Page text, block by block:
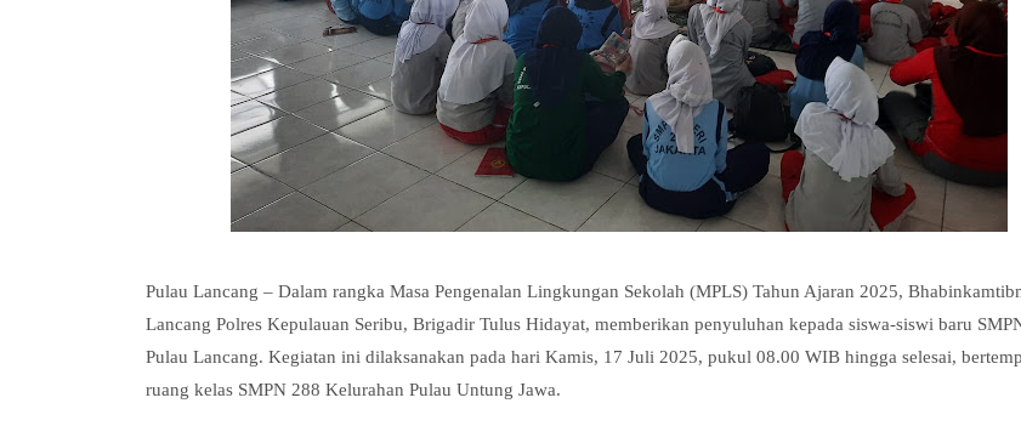
Pulau Lancang – Dalam rangka Masa Pengenalan Lingkungan Sekolah (MPLS) Tahun Ajaran 2025,
Lancang Polres Kepulauan Seribu, Brigadir Tulus Hidayat, memberikan penyuluhan kepada siswa-siswi baru
Pulau Lancang. Kegiatan ini dilaksanakan pada hari Kamis, 17 Juli 2025, pukul 08.00 WIB hingga selesai,
ruang kelas SMPN 288 Kelurahan Pulau Untung Jawa.